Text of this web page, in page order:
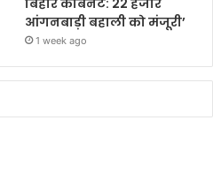
बिहार कैबिनेट: 22 हजार
आंगनबाड़ी बहाली को मंजूरी’
1 week ago